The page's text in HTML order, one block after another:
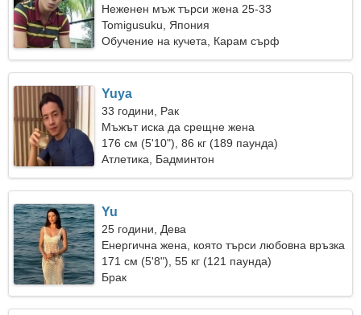
Неженен мъж търси жена 25-33
Tomigusuku, Япония
Обучение на кучета, Карам сърф
Yuya
33 години, Рак
Мъжът иска да срещне жена
176 см (5'10"), 86 кг (189 паунда)
Атлетика, Бадминтон
Yu
25 години, Дева
Енергична жена, която търси любовна връзка
171 см (5'8"), 55 кг (121 паунда)
Брак